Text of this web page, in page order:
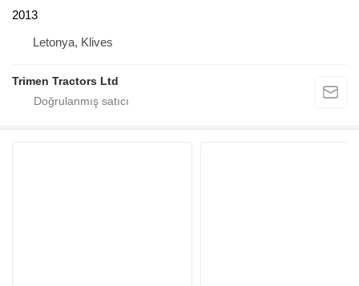
2013
Letonya, Klives
Trimen Tractors Ltd